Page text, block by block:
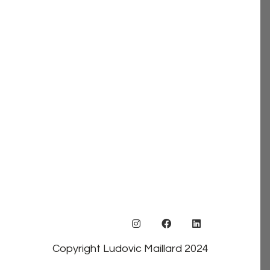
Copyright Ludovic Maillard 2024